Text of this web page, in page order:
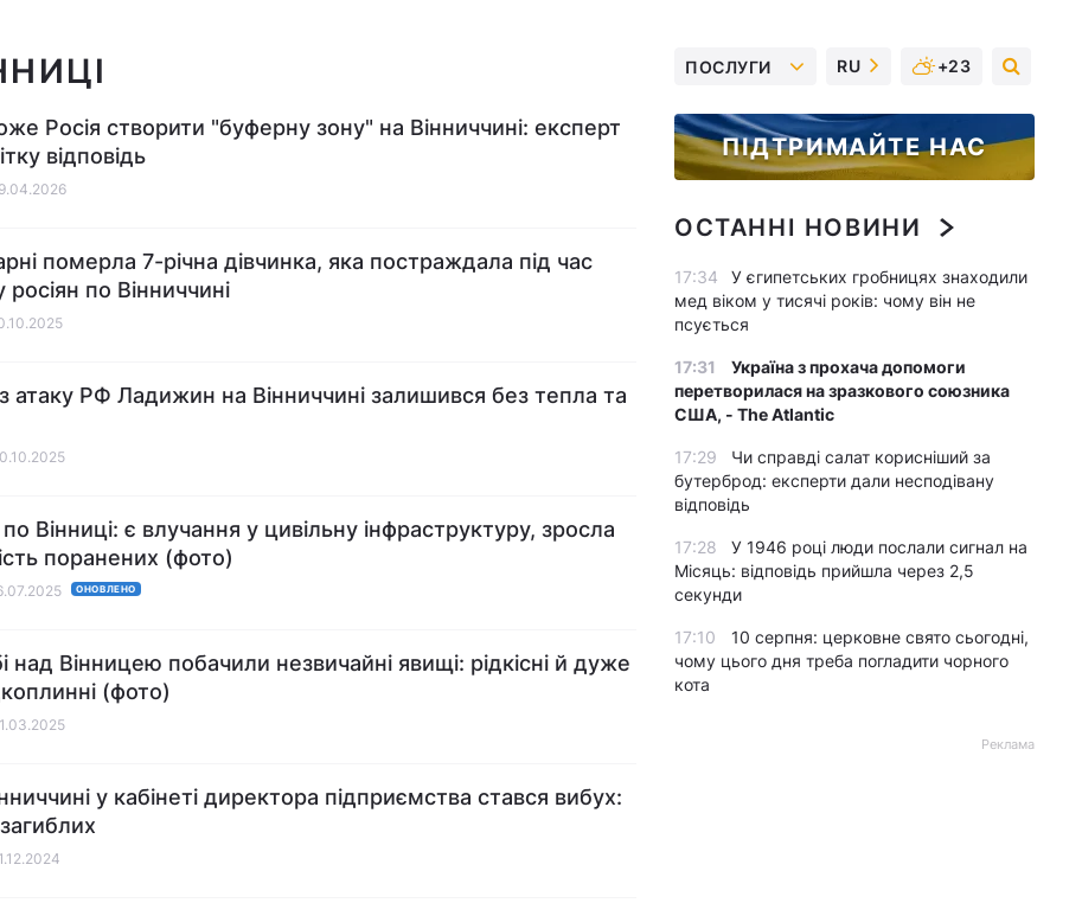
Росія створити "буферну зону" на Вінниччині: експерт
відповідь
померла 7-річна дівчинка, яка постраждала під час
росіян по Вінниччині
атаку РФ Ладижин на Вінниччині залишився без тепла та
Вінниці: є влучання у цивільну інфраструктуру, зросла
поранених (фото)
ОНОВЛЕНО
над Вінницею побачили незвичайні явищі: рідкісні й дуже
(фото)
у кабінеті директора підприємства стався вибух:
ПОСЛУГИ RU +23
ПІДТРИМАЙТЕ НАС
ОСТАННІ НОВИНИ
17:34
У єгипетських гробницях знаходили
мед віком у тисячі років: чому він не
псується
17:31
Україна з прохача допомоги
перетворилася на зразкового союзника
США, - The Atlantic
17:29
Чи справді салат корисніший за
бутерброд: експерти дали несподівану
відповідь
17:28
У 1946 році люди послали сигнал на
Місяць: відповідь прийшла через 2,5
секунди
17:10
10 серпня: церковне свято сьогодні,
чому цього дня треба погладити чорного
кота
Реклама